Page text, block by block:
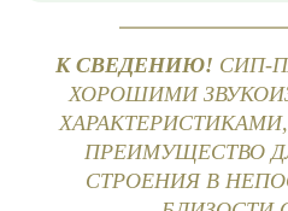
К СВЕДЕНИЮ! СИП-
ХОРОШИМИ
ПРЕИМУЩЕСТВО
СТРОЕНИЯ В